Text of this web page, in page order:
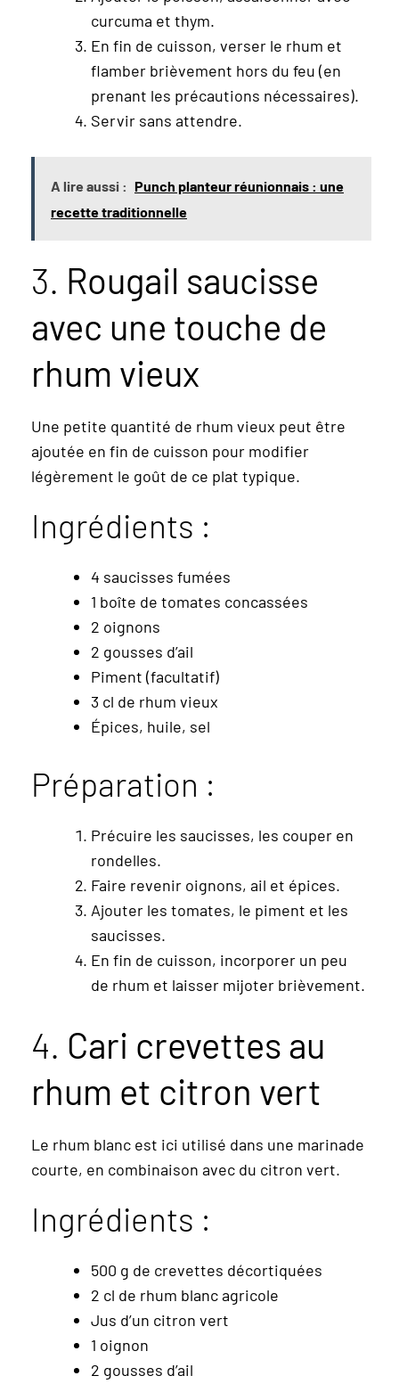
curcuma et thym.
En fin de cuisson, verser le rhum et
flamber brièvement hors du feu (en
prenant les précautions nécessaires).
Servir sans attendre.
A lire aussi : Punch planteur réunionnais : une
recette traditionnelle
3. Rougail saucisse
avec une touche de
rhum vieux
Une petite quantité de rhum vieux peut être
ajoutée en fin de cuisson pour modifier
légèrement le goût de ce plat typique.
Ingrédients :
4 saucisses fumées
1 boîte de tomates concassées
2 oignons
2 gousses d’ail
Piment (facultatif)
3 cl de rhum vieux
Épices, huile, sel
Préparation :
Précuire les saucisses, les couper en
rondelles.
Faire revenir oignons, ail et épices.
Ajouter les tomates, le piment et les
saucisses.
En fin de cuisson, incorporer un peu
de rhum et laisser mijoter brièvement.
4. Cari crevettes au
rhum et citron vert
Le rhum blanc est ici utilisé dans une marinade
courte, en combinaison avec du citron vert.
Ingrédients :
500 g de crevettes décortiquées
2 cl de rhum blanc agricole
Jus d’un citron vert
1 oignon
2 gousses d’ail